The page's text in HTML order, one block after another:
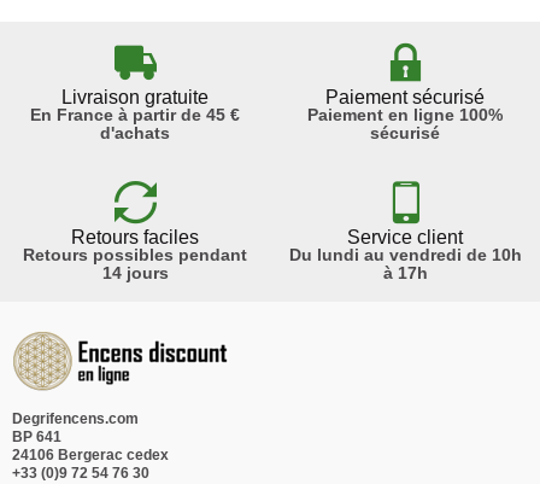
Livraison gratuite
En France à partir de 45 €
d'achats
Paiement sécurisé
Paiement en ligne 100%
sécurisé
Retours faciles
Retours possibles pendant
14 jours
Service client
Du lundi au vendredi de 10h
à 17h
Degrifencens.com
BP 641
24106 Bergerac cedex
+33 (0)9 72 54 76 30